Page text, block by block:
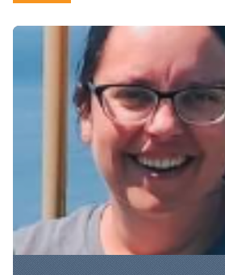
Julie Desjardins